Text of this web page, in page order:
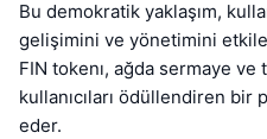
Bu demokratik yaklaşım,
gelişimini ve yönetimini
FIN tokenı, ağda sermaye
kullanıcıları ödüllendiren bir
eder.